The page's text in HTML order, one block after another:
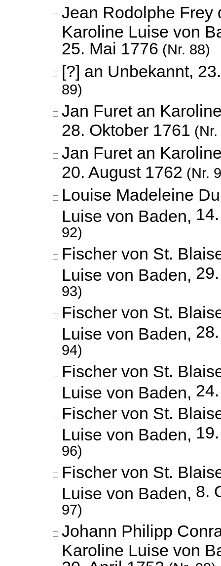
Jean Rodolphe Frey
Karoline Luise von
25. Mai 1776 (Nr. 88)
[?] an Unbekannt,
89)
Jan Furet an
28. Oktober 1761
Jan Furet an
20. August 1762 (Nr.
Louise Madeleine
Luise von Baden,
92)
Fischer von St.
Luise von Baden,
93)
Fischer von St.
Luise von Baden,
94)
Fischer von St.
Luise von Baden,
Fischer von St.
Luise von Baden,
96)
Fischer von St.
Luise von Baden, 8.
97)
Johann Philipp
Karoline Luise von